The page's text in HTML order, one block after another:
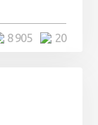
20
8 905